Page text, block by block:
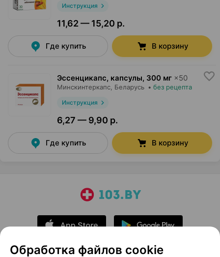
Инструкция
11,62 — 15,20 р.
Где купить В корзину
Эссенцикапс, капсулы, 300 мг ×50
Минскинтеркапс, Беларусь • без рецепта
Инструкция
6,27 — 9,90 р.
Где купить В корзину
Обработка файлов cookie